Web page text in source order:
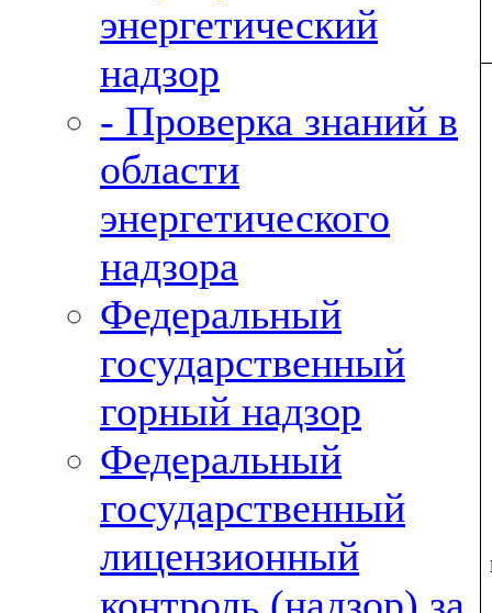
энергетический
надзор
- Проверка знаний в
области
энергетического
надзора
Федеральный
государственный
горный надзор
Федеральный
государственный
лицензионный